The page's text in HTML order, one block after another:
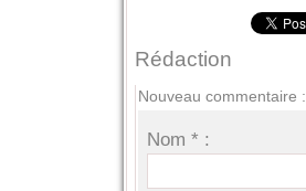
Rédaction
Nouveau commentaire :
Nom * :